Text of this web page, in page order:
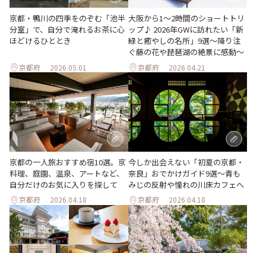
京都・鴨川の四季をのぞむ「池半
分室」で、自分で淹れるお茶に心
ほどけるひととき
京都府 2026.05.01
大阪から1〜2時間のショートトリ
ップ♪ 2026年GWに訪れたい「新
緑と癒やしの名所」9選～降り注
ぐ藤の花や琵琶湖の絶景に感動～
京都府 2026.04.21
京都の一人旅おすすめ宿10選。京
料理、庭園、温泉、アートなど、
自分だけのお気に入りを探して
京都府 2026.04.18
今しか出会えない「初夏の京都・
奈良」おでかけガイド9選～青も
みじの反射や憧れの川床カフェへ
京都府 2026.04.18